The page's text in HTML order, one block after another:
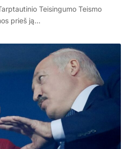
Teisingumo Teismo
prieš ją…